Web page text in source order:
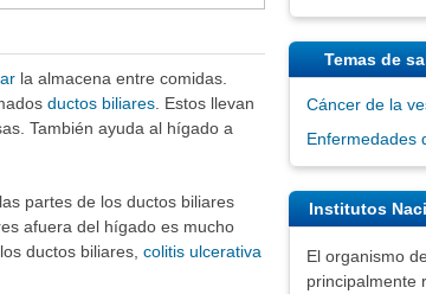
la almacena entre comidas.
ductos biliares. Estos llevan
También ayuda al hígado a
partes de los ductos biliares
afuera del hígado es mucho
ductos biliares, colitis ulcerativa
Temas de
Cáncer de la
Enfermedades
Institutos
El organismo
principalmente